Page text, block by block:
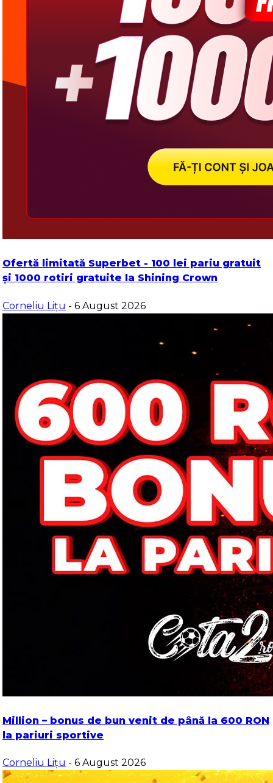
Ofertă limitată Superbet - 100 lei pariu gratuit
și 1000 rotiri gratuite la Shining Crown
Corneliu Lițu - 6 August 2026
Million – bonus de bun venit de până la 600 RON
la pariuri sportive
Corneliu Lițu - 6 August 2026